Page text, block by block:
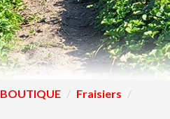
BOUTIQUE / Fraisiers /